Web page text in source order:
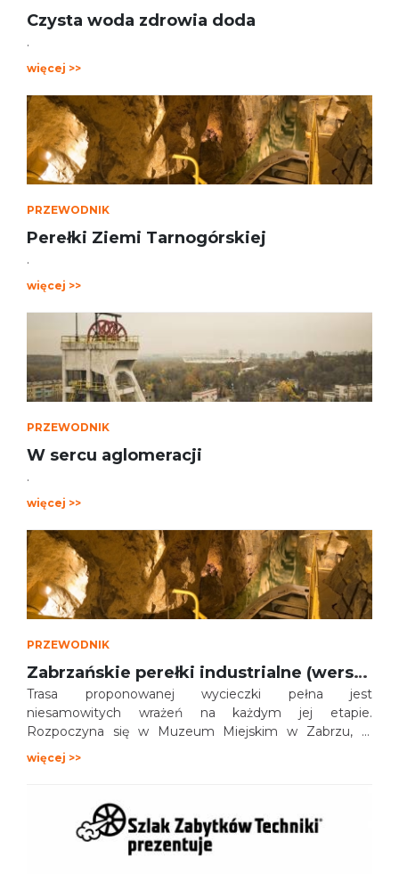
Czysta woda zdrowia doda
.
więcej >>
PRZEWODNIK
Perełki Ziemi Tarnogórskiej
.
więcej >>
PRZEWODNIK
W sercu aglomeracji
.
więcej >>
PRZEWODNIK
Zabrzańskie perełki industrialne (wersja "B")
Trasa proponowanej wycieczki pełna jest
niesamowitych wrażeń na każdym jej etapie.
Rozpoczyna się w Muzeum Miejskim w Zabrzu, w
którym istnieją 3 działy merytoryczne: Historii (m.in.
kolekcja „Max Steckel - Kopalnie”), Kultury (m.in.
Plastyki (m.in. kolekcja „Śląskie malarstwo naiwne”).
więcej >>